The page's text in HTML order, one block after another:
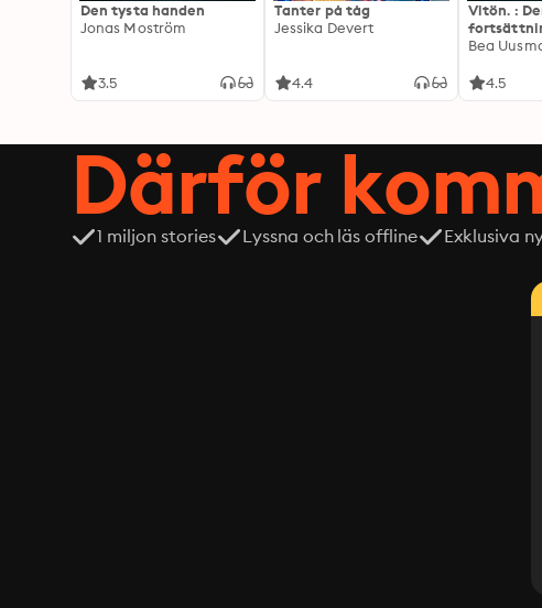
Den tysta handen
Jonas Moström
3.5
Tanter på tåg
Jessika Devert
4.4
Vitön. :
Bea
4.5
Därför
1 miljon stories Lyssna och läs offline Exklusiva